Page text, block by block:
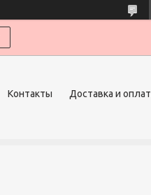
Контакты Доставка и